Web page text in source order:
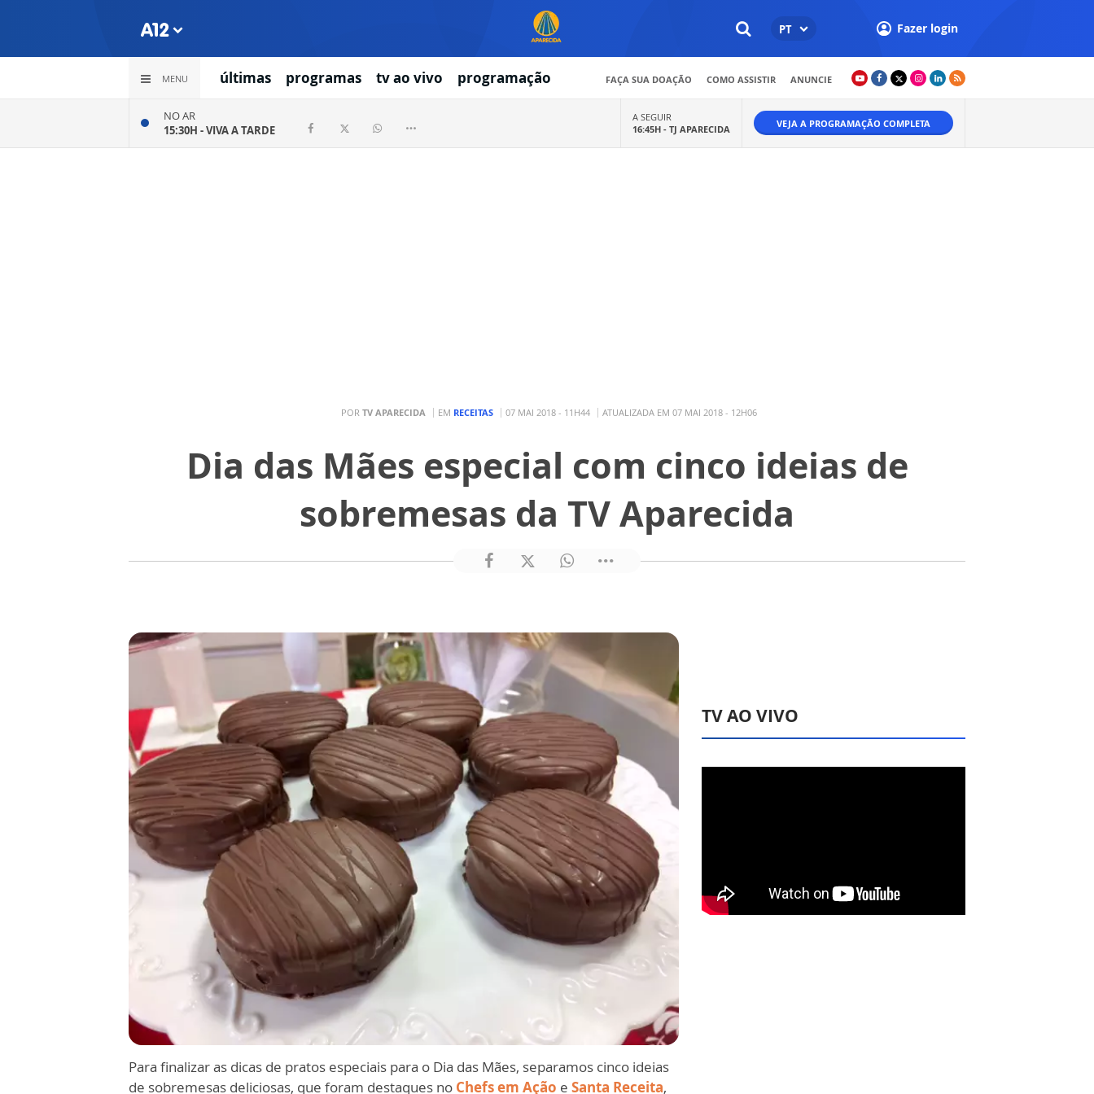
PT Fazer login
MENU últimas programas tv ao vivo programação FAÇA SUA DOAÇÃO COMO ASSISTIR ANUNCIE
NO AR
15:30H -VIVA A TARDE
A SEGUIR
16:45H - TJ APARECIDA VEJA A PROGRAMAÇÃO COMPLETA
POR TV APARECIDA EM RECEITAS 07 MAI 2018 - 11H44 ATUALIZADA EM 07 MAI 2018 - 12H06
Dia das Mães especial com cinco ideias de
sobremesas da TV Aparecida
Para finalizar as dicas de pratos especiais para o Dia das Mães, separamos cinco ideias
de sobremesas deliciosas, que foram destaques no Chefs em Ação e Santa Receita,
TV AO VIVO